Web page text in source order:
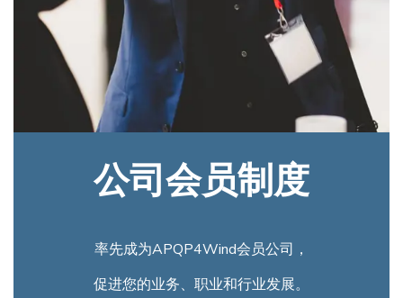
公司会员制度
率先成为APQP4Wind会员公司，
促进您的业务、职业和行业发展。